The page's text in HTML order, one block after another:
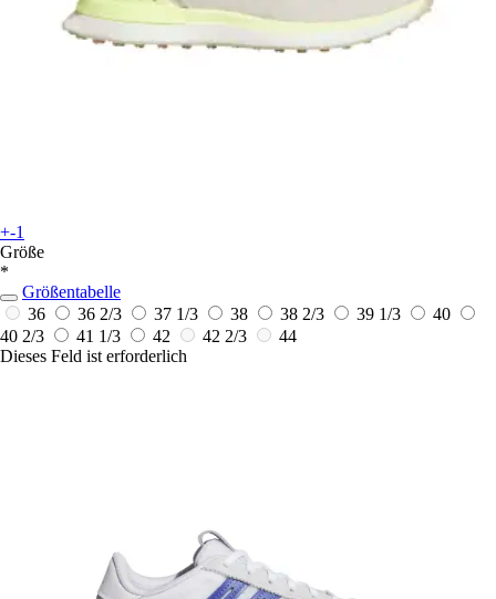
+-1
Größe
*
Größentabelle
36
36 2/3 37 1/3 38 38 2/3 39 1/3
40
40 2/3
41 1/3 42 42 2/3
44
Dieses Feld ist erforderlich